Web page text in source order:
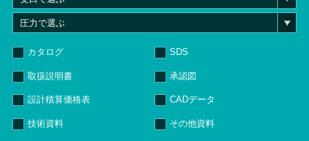
カタログ SDS
取扱説明書 承認図
設計積算価格表 CADデータ
技術資料 その他資料